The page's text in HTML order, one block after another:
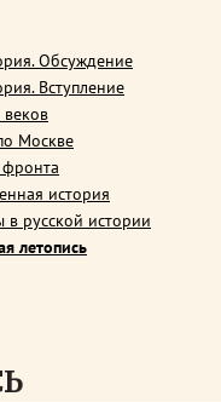
Обсуждение
Вступление
веков
Москве
история
русской истории
летопись